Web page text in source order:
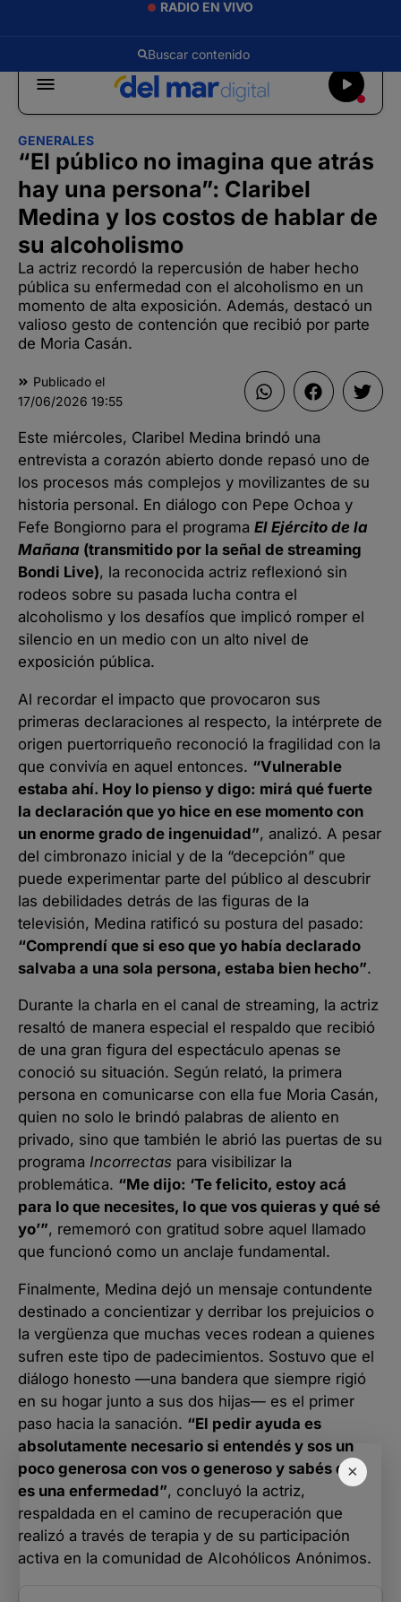
RADIO EN VIVO
×
GENERALES
“El público no imagina que atrás
hay una persona”: Claribel
Medina y los costos de hablar de
su alcoholismo
La actriz recordó la repercusión de haber hecho
pública su enfermedad con el alcoholismo en un
momento de alta exposición. Además, destacó un
valioso gesto de contención que recibió por parte
de Moria Casán.
Publicado el
17/06/2026 19:55
Este miércoles, Claribel Medina brindó una
entrevista a corazón abierto donde repasó uno de
los procesos más complejos y movilizantes de su
historia personal. En diálogo con Pepe Ochoa y
Fefe Bongiorno para el programa El Ejército de la
Mañana (transmitido por la señal de streaming
Bondi Live), la reconocida actriz reflexionó sin
rodeos sobre su pasada lucha contra el
alcoholismo y los desafíos que implicó romper el
silencio en un medio con un alto nivel de
exposición pública.
Al recordar el impacto que provocaron sus
primeras declaraciones al respecto, la intérprete de
origen puertorriqueño reconoció la fragilidad con la
que convivía en aquel entonces. “Vulnerable
estaba ahí. Hoy lo pienso y digo: mirá qué fuerte
la declaración que yo hice en ese momento con
un enorme grado de ingenuidad”, analizó. A pesar
del cimbronazo inicial y de la “decepción” que
puede experimentar parte del público al descubrir
las debilidades detrás de las figuras de la
televisión, Medina ratificó su postura del pasado:
“Comprendí que si eso que yo había declarado
salvaba a una sola persona, estaba bien hecho”.
Durante la charla en el canal de streaming, la actriz
resaltó de manera especial el respaldo que recibió
de una gran figura del espectáculo apenas se
conoció su situación. Según relató, la primera
persona en comunicarse con ella fue Moria Casán,
quien no solo le brindó palabras de aliento en
privado, sino que también le abrió las puertas de su
programa Incorrectas para visibilizar la
problemática. “Me dijo: ‘Te felicito, estoy acá
para lo que necesites, lo que vos quieras y qué sé
yo’”, rememoró con gratitud sobre aquel llamado
que funcionó como un anclaje fundamental.
Finalmente, Medina dejó un mensaje contundente
destinado a concientizar y derribar los prejuicios o
la vergüenza que muchas veces rodean a quienes
sufren este tipo de padecimientos. Sostuvo que el
diálogo honesto —una bandera que siempre rigió
en su hogar junto a sus dos hijas— es el primer
paso hacia la sanación. “El pedir ayuda es
absolutamente necesario si entendés y sos un
poco generosa con vos o generoso y sabés que
es una enfermedad”, concluyó la actriz,
respaldada en el camino de recuperación que
realizó a través de terapia y de su participación
activa en la comunidad de Alcohólicos Anónimos.